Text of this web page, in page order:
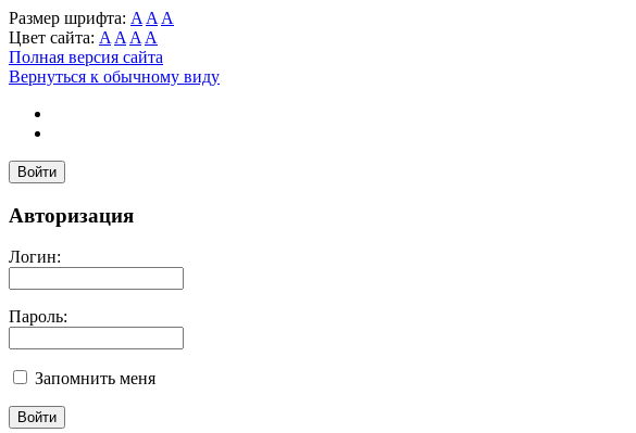
Размер шрифта: A A A
Цвет сайта: A A A A
Полная версия сайта
Вернуться к обычному виду
Войти
Авторизация
Логин:
Пароль:
Запомнить меня